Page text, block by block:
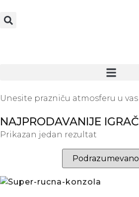
Unesite prazniču atmosferu u
NAJPRODAVANIJE
Prikazan jedan rezultat